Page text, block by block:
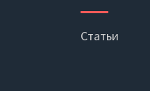
Статьи